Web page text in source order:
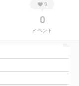
0
0
イベント